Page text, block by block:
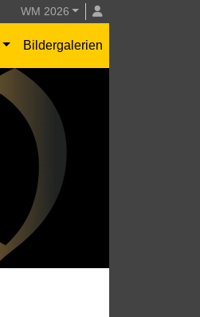
WM 2026
Bildergalerien